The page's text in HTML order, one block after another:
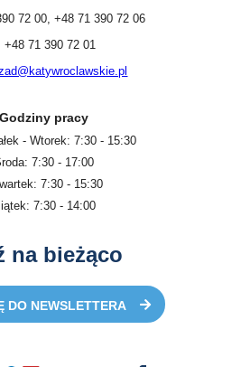
72 00, +48 71 390 72 06
+48 71 390 72 01
Godziny pracy
- Wtorek: 7:30 - 15:30
7:30 - 17:00
7:30 - 15:30
7:30 - 14:00
na bieżąco
DO NEWSLETTERA